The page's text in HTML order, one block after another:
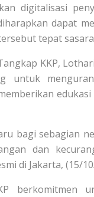
digitalisasi
dapat
tepat
KKP,
untuk
bagi sebagian
dan
di Jakarta, (15/